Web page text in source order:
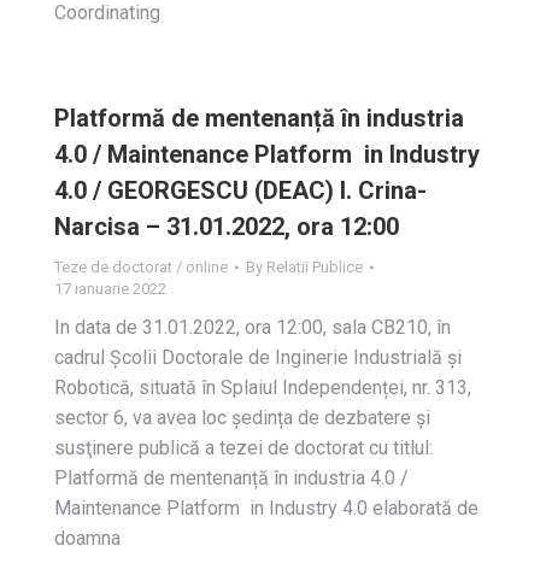
Coordinating
Platformă de mentenanță în industria
4.0 / Maintenance Platform in Industry
4.0 / GEORGESCU (DEAC) I. Crina-
Narcisa – 31.01.2022, ora 12:00
Teze de doctorat / online By Relatii Publice
17 ianuarie 2022
In data de 31.01.2022, ora 12:00, sala CB210, în
cadrul Școlii Doctorale de Inginerie Industrială și
Robotică, situată în Splaiul Independenței, nr. 313,
sector 6, va avea loc ședința de dezbatere și
susţinere publică a tezei de doctorat cu titlul:
Platformă de mentenanță în industria 4.0 /
Maintenance Platform in Industry 4.0 elaborată de
doamna